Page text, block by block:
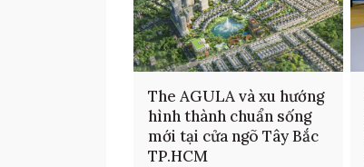
The AGULA và xu hướng
hình thành chuẩn sống
mới tại cửa ngõ Tây Bắc
TP.HCM